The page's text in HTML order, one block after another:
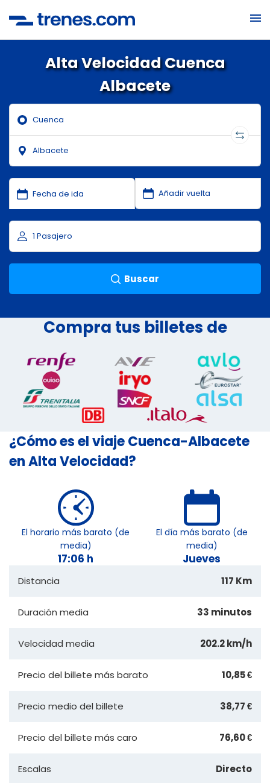
Alta Velocidad Cuenca
Albacete
Buscar
Compra tus billetes de
¿Cómo es el viaje Cuenca-Albacete
en Alta Velocidad?
El horario más barato (de
media)
17:06 h
El día más barato (de
media)
Jueves
Distancia 117 Km
Duración media 33 minutos
Velocidad media 202.2 km/h
Precio del billete más barato 10,85 €
Precio medio del billete 38,77 €
Precio del billete más caro 76,60 €
Escalas Directo